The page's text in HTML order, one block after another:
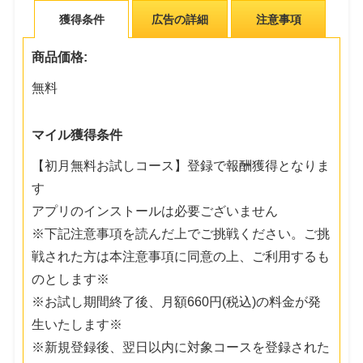
獲得条件 広告の詳細 注意事項
商品価格:
無料
マイル獲得条件
【初月無料お試しコース】登録で報酬獲得となりま
す
アプリのインストールは必要ございません
※下記注意事項を読んだ上でご挑戦ください。ご挑
戦された方は本注意事項に同意の上、ご利用するも
のとします※
※お試し期間終了後、月額660円(税込)の料金が発
生いたします※
※新規登録後、翌日以内に対象コースを登録された